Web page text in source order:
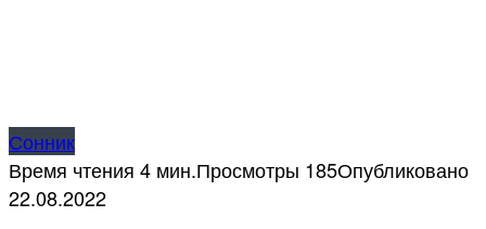
Сонник
Время чтения 4 мин.Просмотры 185Опубликовано
22.08.2022